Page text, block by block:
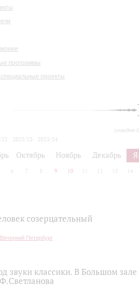
программы
проекты
сегодня
22 2022/23
2023/24
Октябрь Ноябрь Декабрь
6 7 8 9 10 12 13 14
созерцательный
звуки классики. В Большом